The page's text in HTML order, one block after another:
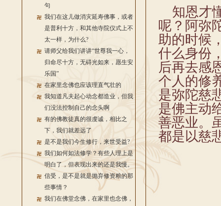
句
我们在这儿做消灾延寿佛事，或者
是普利十方，和其他寺院仪式上不
太一样，为什么?
请师父给我们讲讲“世尊我一心，
归命尽十方，无碍光如来，愿生安
乐国”
在家里念佛也应该理直气壮的
我知道凡夫起心动念都造业，但我
们没法控制自己的念头啊
有的佛教徒真的很虔诚，相比之
下，我们就差远了
是不是我们今生修行，来世受益?
我们如何如法修学？有些人理上是
明白了，但表现出来的还是我慢。
信受，是不是就是抛弃修资粮的那
些事情？
我们在佛堂念佛，在家里也念佛，
知恩才
呢？阿弥
助的时候
什么身份
后再去感
个人的修
是弥陀慈
是佛主动
善恶业。
都是以慈